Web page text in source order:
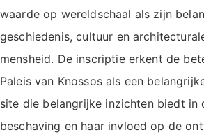
waarde op wereldschaal als zijn
geschiedenis, cultuur en
mensheid. De inscriptie erkent de
Paleis van Knossos als een
site die belangrijke inzichten biedt in
beschaving en haar invloed op de